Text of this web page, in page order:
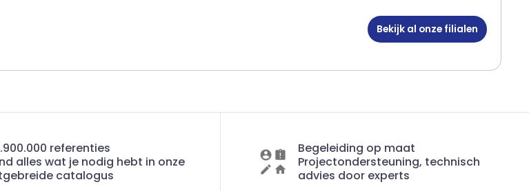
Bekijk al onze filialen
referenties
alles wat je nodig hebt in onze
catalogus
Begeleiding op maat
Projectondersteuning, technisch
advies door experts